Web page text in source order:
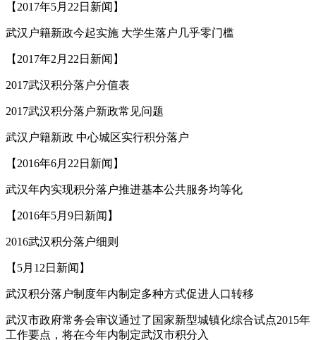
【2017年5月22日新闻】
武汉户籍新政今起实施 大学生落户几乎零门槛
【2017年2月22日新闻】
2017武汉积分落户分值表
2017武汉积分落户新政常见问题
武汉户籍新政 中心城区实行积分落户
【2016年6月22日新闻】
武汉年内实现积分落户推进基本公共服务均等化
【2016年5月9日新闻】
2016武汉积分落户细则
【5月12日新闻】
武汉积分落户制度年内制定多种方式促进人口转移
武汉市政府常务会审议通过了国家新型城镇化综合试点2015年
工作要点，将在今年内制定武汉市积分入